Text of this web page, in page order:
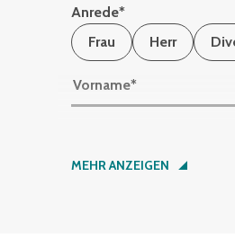
Anrede*
Frau
Herr
Vorname*
Nachname*
MEHR ANZEIGEN